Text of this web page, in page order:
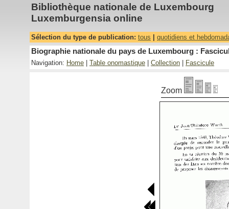
Bibliothèque nationale de Luxembourg
Luxemburgensia online
Sélection du type de publication: tous quotidiens et
Biographie nationale du pays de Luxembourg :
Navigation: Home Table onomastique Collection Fascicule
Zoom